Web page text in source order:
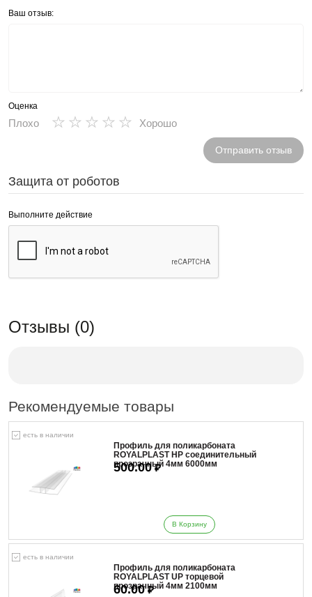
Ваш отзыв:
Оценка
Плохо ★
★
★
★
★ Хорошо
Отправить отзыв
Защита от роботов
Выполните действие
Отзывы (0)
Рекомендуемые товары
есть в наличии
Профиль для поликарбоната
ROYALPLAST HP соединительный
прозрачный 4мм 6000мм
500.00₽
В Корзину
есть в наличии
Профиль для поликарбоната
ROYALPLAST UP торцевой
прозрачный 4мм 2100мм
60.00₽